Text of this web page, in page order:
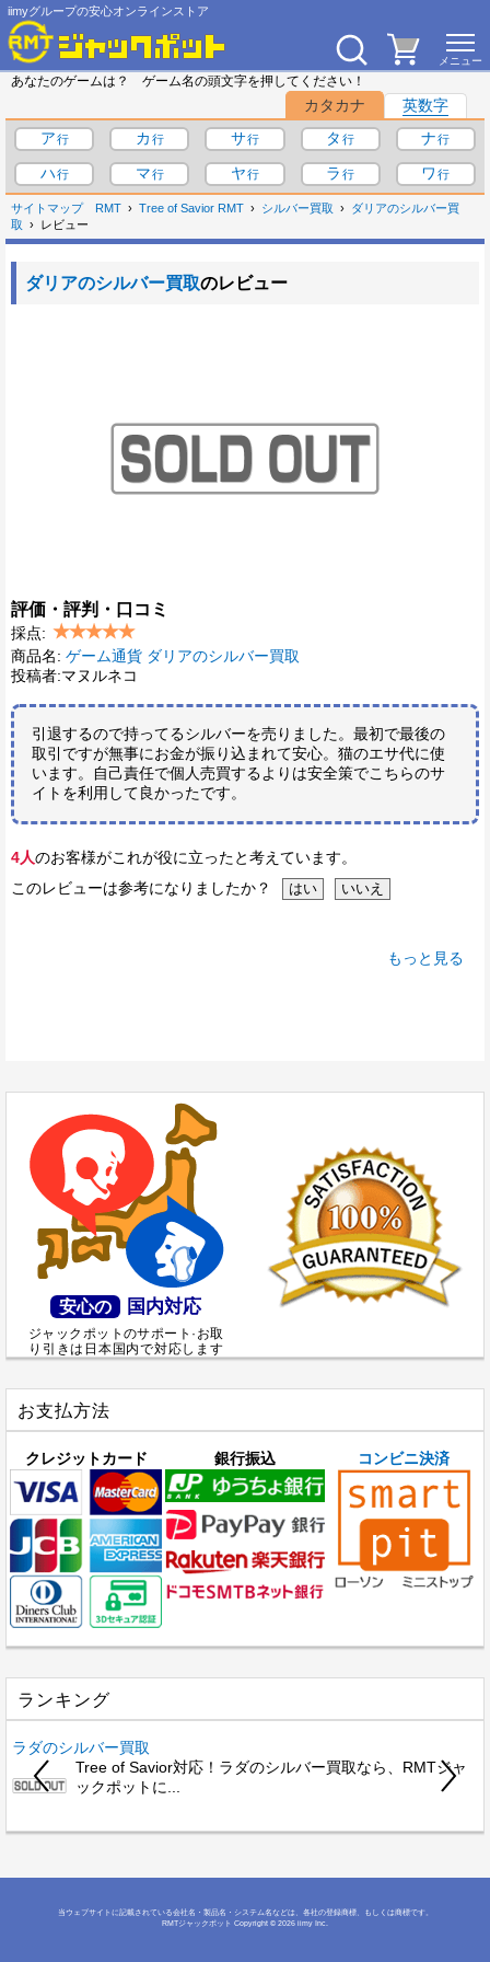
iimyグループの安心オンラインストア
あなたのゲームは？ ゲーム名の頭文字を押してください！
カタカナ
英数字
ア
カ サ タ
ナ
ハ
マ ヤ ラ ワ
サイトマップ RMT Tree of Savior RMT シルバー買取
ダリアのシルバー買
取
レビュー
ダリアのシルバー買取のレビュー
評価・評判・口コミ
採点:
商品名: ゲーム通貨 ダリアのシルバー買取
投稿者:マヌルネコ
引退するので持ってるシルバーを売りました。最初で最後の
取引ですが無事にお金が振り込まれて安心。猫のエサ代に使
います。自己責任で個人売買するよりは安全策でこちらのサ
イトを利用して良かったです。
4人のお客様がこれが役に立ったと考えています。
このレビューは参考になりましたか？
もっと見る
安心の 国内対応
ジャックポットのサポート·お取
り引きは日本国内で対応します
お支払方法
クレジットカード 銀行振込 コンビニ決済
ランキング
ラダのシルバー買取
Tree of Savior対応！ラダのシルバー買取なら、RMTジャ
ックポットに...
当ウェブサイトに記載されている会社名・製品名・システム名などは、各社の登録商標、もしくは商標です。
RMTジャックポット Copyright © 2026 iimy Inc.